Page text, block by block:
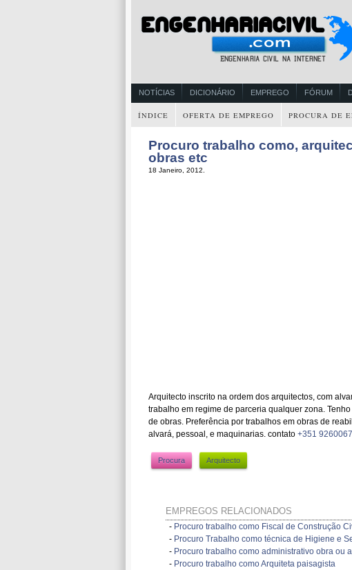
NOTÍCIAS DICIONÁRIO EMPREGO FÓRUM
ÍNDICE OFERTA DE EMPREGO PROCURA DE
Procuro trabalho como,
obras etc
18 Janeiro, 2012.
Arquitecto inscrito na ordem dos arquitectos, com
trabalho em regime de parceria qualquer zona.
de obras. Preferência por trabalhos em obras de
alvará, pessoal, e maquinarias. contato +351
Procura Arquitecto
EMPREGOS RELACIONADOS
- Procuro trabalho como Fiscal de Construção
- Procuro Trabalho como técnica de Higiene e
- Procuro trabalho como administrativo obra ou
- Procuro trabalho como Arquiteta paisagista